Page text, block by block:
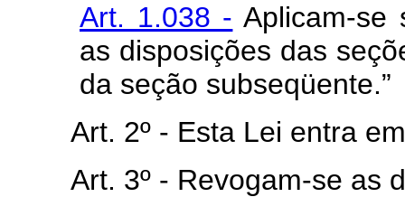
Art. 1.038 - Aplicam-se
as disposições das
da seção subseqüente.”
Art. 2º - Esta Lei entra
Art. 3º - Revogam-se as